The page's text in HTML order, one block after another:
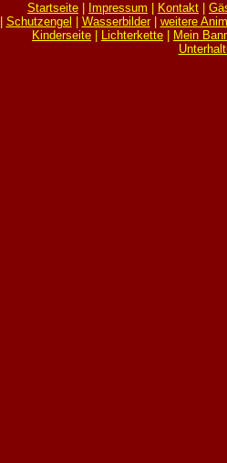
Startseite Impressum Kontakt
Schutzengel Wasserbilder| weitere
Kinderseite
Lichterkette
Mein